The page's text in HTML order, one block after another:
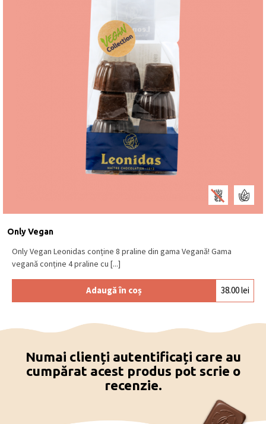
Only Vegan
Only Vegan Leonidas conține 8 praline din gama Vegană! Gama
vegană conține 4 praline cu [...]
Adaugă în coș 38.00lei
Numai clienți autentificați care au
cumpărat acest produs pot scrie o
recenzie.